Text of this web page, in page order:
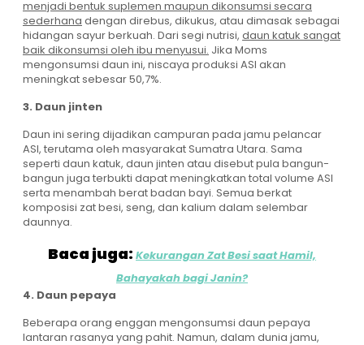
menjadi bentuk suplemen maupun dikonsumsi secara
sederhana dengan direbus, dikukus, atau dimasak sebagai
hidangan sayur berkuah. Dari segi nutrisi, daun katuk sangat
baik dikonsumsi oleh ibu menyusui. Jika Moms
mengonsumsi daun ini, niscaya produksi ASI akan
meningkat sebesar 50,7%.
3. Daun jinten
Daun ini sering dijadikan campuran pada jamu pelancar
ASI, terutama oleh masyarakat Sumatra Utara. Sama
seperti daun katuk, daun jinten atau disebut pula bangun-
bangun juga terbukti dapat meningkatkan total volume ASI
serta menambah berat badan bayi. Semua berkat
komposisi zat besi, seng, dan kalium dalam selembar
daunnya.
Baca juga: Kekurangan Zat Besi saat Hamil,
Bahayakah bagi Janin?
4. Daun pepaya
Beberapa orang enggan mengonsumsi daun pepaya
lantaran rasanya yang pahit. Namun, dalam dunia jamu,